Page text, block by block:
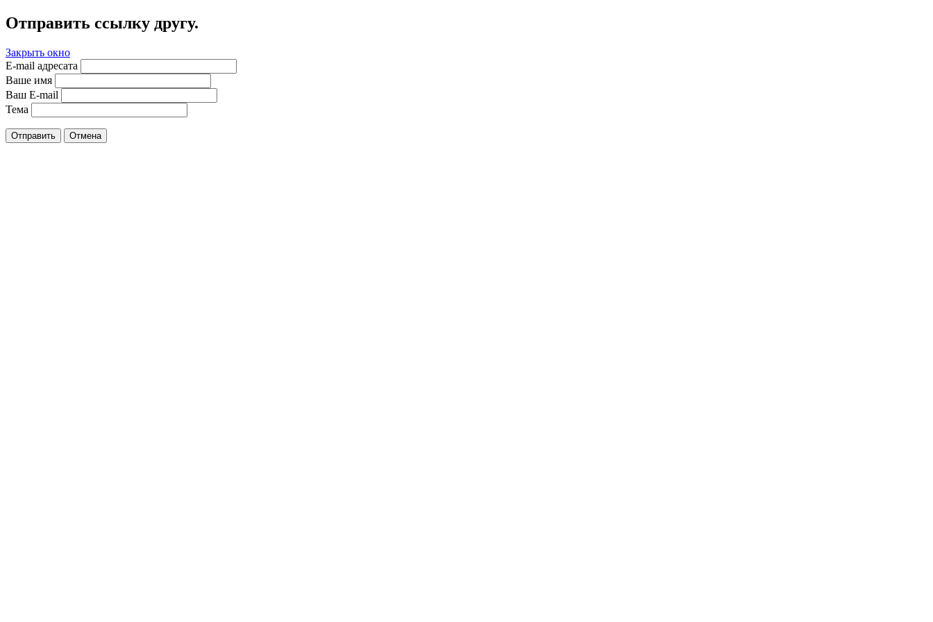
Отправить ссылку другу.
Закрыть окно
E-mail адресата
Ваше имя
Ваш E-mail
Тема
Отправить Отмена